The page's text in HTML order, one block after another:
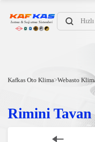
Products
search
Kafkas Oto Klima>Webasto
Rimini Tavan